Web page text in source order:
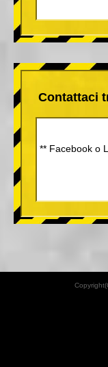
Contattaci
** Facebook o